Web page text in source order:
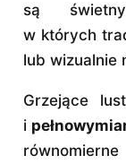
są
w których
lub wizualnie
Grzejące
i